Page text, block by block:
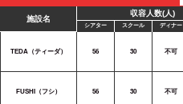
施設名
収容人数(人)
シアター スクール ディナー
TEDA（ティーダ） 56 30 不可
FUSHI（フシ） 56 30 不可